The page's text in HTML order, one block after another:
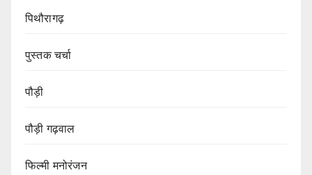
पिथौरागढ़
पुस्तक चर्चा
पौड़ी
पौड़ी गढ़वाल
फिल्मी मनोरंजन